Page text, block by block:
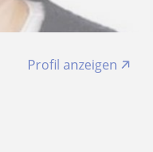
Profil anzeigen